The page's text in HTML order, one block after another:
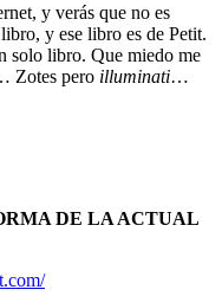
y verás que no es
y ese libro es de Petit.
solo libro. Que miedo me
Zotes pero illuminati…
DE LA ACTUAL